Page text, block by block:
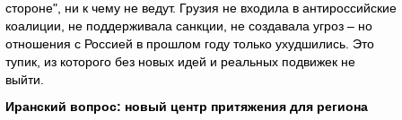
стороне", ни к чему не ведут. Грузия не входила в антироссийские
коалиции, не поддерживала санкции, не создавала угроз – но
отношения с Россией в прошлом году только ухудшились. Это
тупик, из которого без новых идей и реальных подвижек не
выйти.
Иранский вопрос: новый центр притяжения для региона